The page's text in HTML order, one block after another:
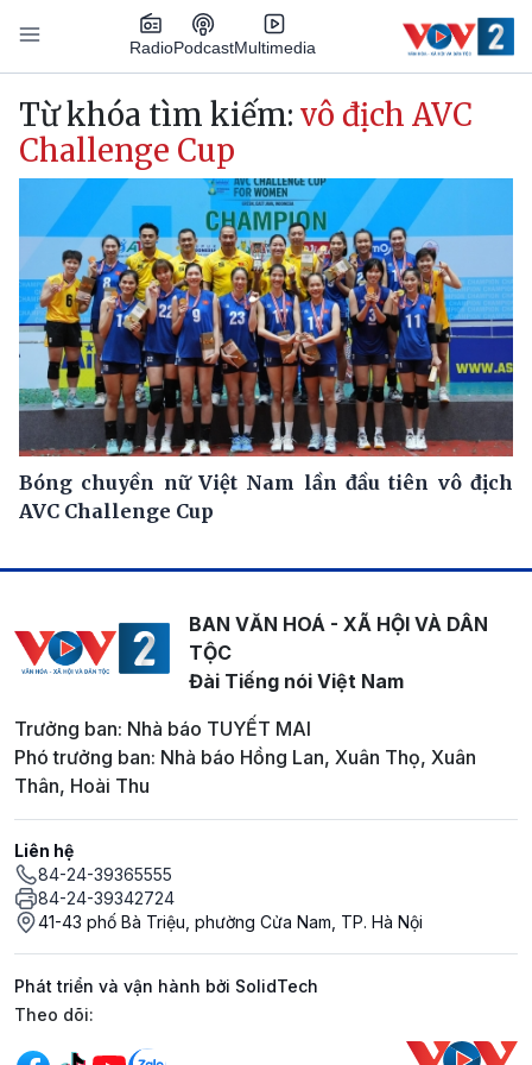
Nhảy đến nội dung
RadioPodcastMultimedia
Main navigation
Từ khóa tìm kiếm: vô địch AVC
Challenge Cup
Bóng chuyền nữ Việt Nam lần đầu tiên vô địch
AVC Challenge Cup
BAN VĂN HOÁ - XÃ HỘI VÀ DÂN
TỘC
Đài Tiếng nói Việt Nam
Trưởng ban: Nhà báo TUYẾT MAI
Phó trưởng ban: Nhà báo Hồng Lan, Xuân Thọ, Xuân
Thân, Hoài Thu
Liên hệ
84-24-39365555
84-24-39342724
41-43 phố Bà Triệu, phường Cửa Nam, TP. Hà Nội
Phát triển và vận hành bởi SolidTech
Mạng xã hội
Theo dõi: